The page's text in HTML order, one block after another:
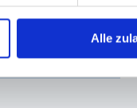
Alle